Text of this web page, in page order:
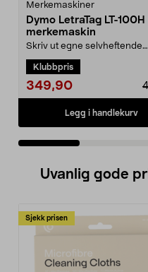
Merkemaskiner
Dymo LetraTag LT-100H
merkemaskin
Skriv ut egne selvheftende
skuffer etc. Forhån...
Klubbpris
349,90
Legg i handlekurv
Uvanlig gode
Sjekk prisen